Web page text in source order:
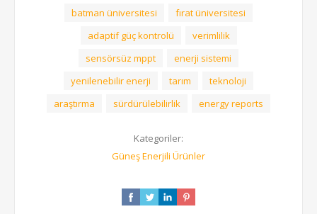
batman üniversitesi
fırat üniversitesi
adaptif güç kontrolü
verimlilik
sensörsüz mppt
enerji sistemi
yenilenebilir enerji
tarım
teknoloji
araştırma
sürdürülebilirlik energy reports
Kategoriler:
Güneş Enerjili Ürünler